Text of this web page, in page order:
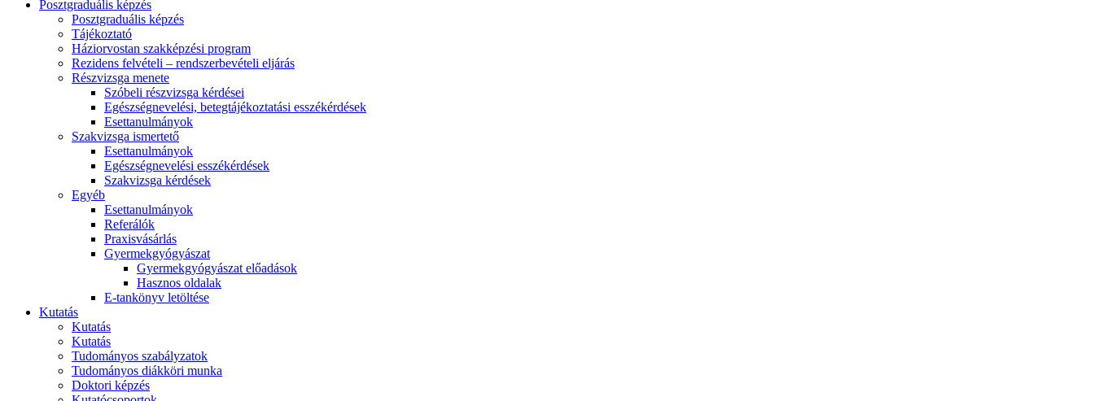
Posztgraduális képzés
Posztgraduális képzés
Tájékoztató
Háziorvostan szakképzési program
Rezidens felvételi – rendszerbevételi eljárás
Részvizsga menete
Szóbeli részvizsga kérdései
Egészségnevelési, betegtájékoztatási esszékérdések
Esettanulmányok
Szakvizsga ismertető
Esettanulmányok
Egészségnevelési esszékérdések
Szakvizsga kérdések
Egyéb
Esettanulmányok
Referálók
Praxisvásárlás
Gyermekgyógyászat
Gyermekgyógyászat előadások
Hasznos oldalak
E-tankönyv letöltése
Kutatás
Kutatás
Kutatás
Tudományos szabályzatok
Tudományos diákköri munka
Doktori képzés